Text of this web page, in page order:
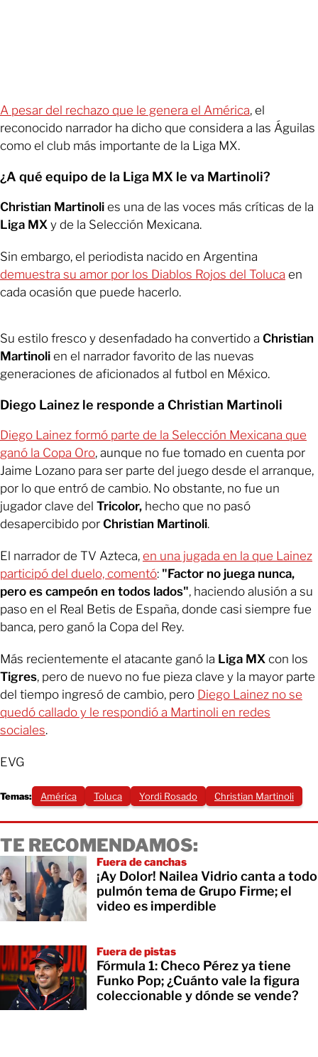
A pesar del rechazo que le genera el América, el
reconocido narrador ha dicho que considera a las Águilas
como el club más importante de la Liga MX.
¿A qué equipo de la Liga MX le va Martinoli?
Christian Martinoli es una de las voces más críticas de la
Liga MX y de la Selección Mexicana.
Sin embargo, el periodista nacido en Argentina
demuestra su amor por los Diablos Rojos del Toluca en
cada ocasión que puede hacerlo.
Su estilo fresco y desenfadado ha convertido a Christian
Martinoli en el narrador favorito de las nuevas
generaciones de aficionados al futbol en México.
Diego Lainez le responde a Christian Martinoli
Diego Lainez formó parte de la Selección Mexicana que
ganó la Copa Oro, aunque no fue tomado en cuenta por
Jaime Lozano para ser parte del juego desde el arranque,
por lo que entró de cambio. No obstante, no fue un
jugador clave del Tricolor, hecho que no pasó
desapercibido por Christian Martinoli.
El narrador de TV Azteca, en una jugada en la que Lainez
participó del duelo, comentó: "Factor no juega nunca,
pero es campeón en todos lados", haciendo alusión a su
paso en el Real Betis de España, donde casi siempre fue
banca, pero ganó la Copa del Rey.
Más recientemente el atacante ganó la Liga MX con los
Tigres, pero de nuevo no fue pieza clave y la mayor parte
del tiempo ingresó de cambio, pero Diego Lainez no se
quedó callado y le respondió a Martinoli en redes
sociales.
EVG
Temas: América Toluca Yordi Rosado Christian Martinoli
TE RECOMENDAMOS:
Fuera de canchas
¡Ay Dolor! Nailea Vidrio canta a todo
pulmón tema de Grupo Firme; el
video es imperdible
Fuera de pistas
Fórmula 1: Checo Pérez ya tiene
Funko Pop; ¿Cuánto vale la figura
coleccionable y dónde se vende?